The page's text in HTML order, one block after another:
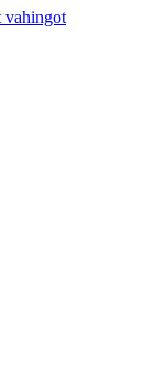
vahingot